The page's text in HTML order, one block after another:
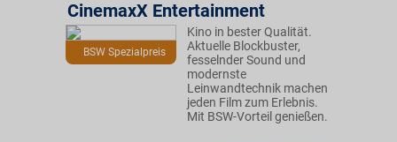
BSW Spezialpreis
CinemaxX Entertainment
Kino in bester Qualität.
Aktuelle Blockbuster,
fesselnder Sound und
modernste
Leinwandtechnik machen
jeden Film zum Erlebnis.
Mit BSW-Vorteil genießen.